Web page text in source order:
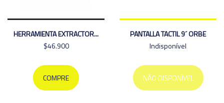
HERRAMIENTA EXTRACTOR...
$46.900
COMPRE
PANTALLA TACTIL 9´ ORBE
Indisponível
NÃO DISPONÍVEL